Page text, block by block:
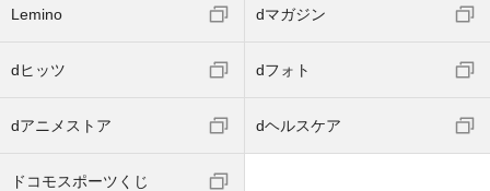
Lemino dマガジン
dヒッツ dフォト
dアニメストア dヘルスケア
ドコモスポーツくじ